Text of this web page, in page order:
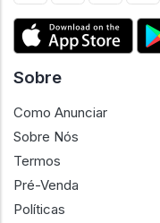
Sobre
Como Anunciar
Sobre Nós
Termos
Pré-Venda
Políticas